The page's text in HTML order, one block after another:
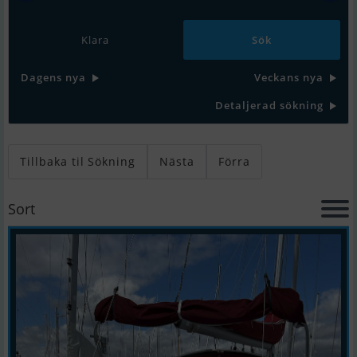
Klara
Dagens nya
Veckans nya
Detaljerad sökning
Tillbaka til Sökning Nästa Förra
Sort